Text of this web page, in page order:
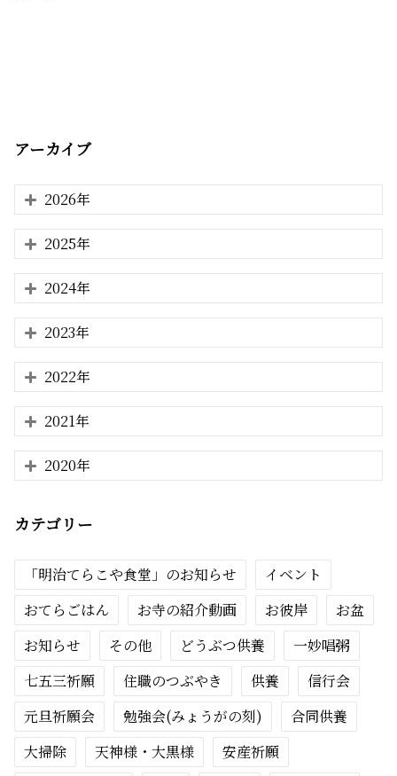
アーカイブ
2026年
2025年
2024年
2023年
2022年
2021年
2020年
カテゴリー
「明治てらこや食堂」のお知らせ
イベント
おてらごはん
お寺の紹介動画 お彼岸
お盆
お知らせ
その他 どうぶつ供養
一妙唱粥
七五三祈願
住職のつぶやき 供養
信行会
元旦祈願会
勉強会(みょうがの刻)
合同供養
大掃除
天神様・大黒様
安産祈願